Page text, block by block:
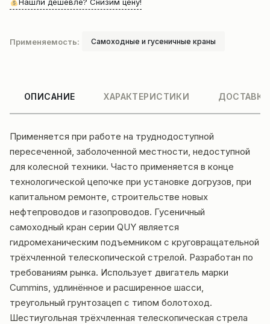
Применяемость: Самоходные и гусеничные краны
ОПИСАНИЕ ХАРАКТЕРИСТИКИ
Применяется при работе на труднодоступной
пересеченной, заболоченной местности, недоступной
для колесной техники. Часто применяется в конце
технологической цепочке при установке догрузов, при
капитальном ремонте, строительстве новых
нефтепроводов и газопроводов. Гусеничный
самоходный кран серии QUY является
гидромеханическим подъемником с круговращательной
трёхчленной телескопической стрелой. Разработан по
требованиям рынка. Использует двигатель марки
Cummins, удлинённое и расширенное шасси,
треугольный грунтозацеп с типом болотоход.
Шестиугольная трёхчленная телескопическая стрела